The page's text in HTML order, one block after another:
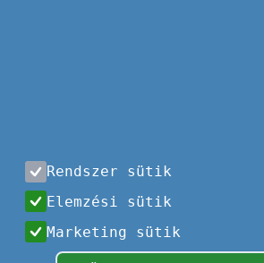
Részletek és a
Rendszer sütik
Elemzési sütik
Marketing sütik